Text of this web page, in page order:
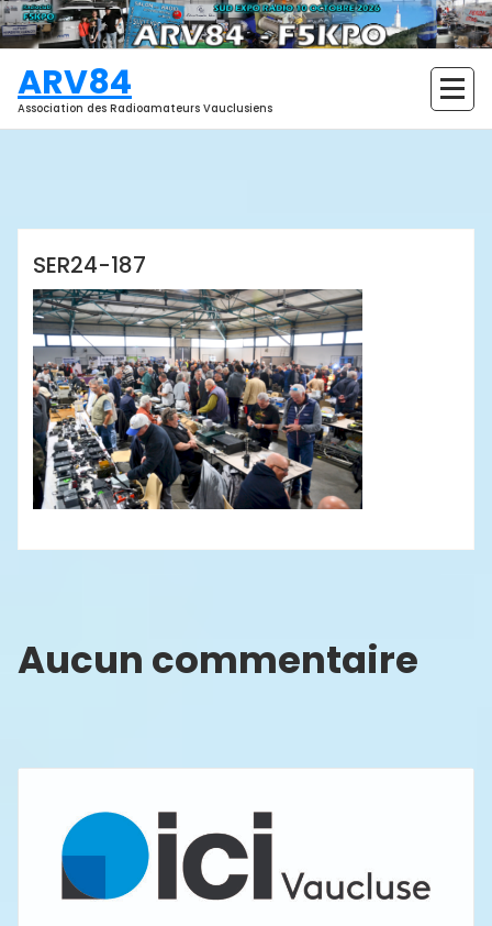
Aller
au
contenu
ARV84
Association des Radioamateurs Vauclusiens
SER24-187
Aucun commentaire